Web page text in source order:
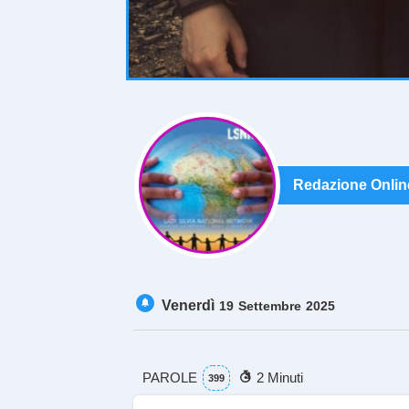
Redazione
Venerdì 19 Settembre 2025
PAROLE 399 2 Minuti